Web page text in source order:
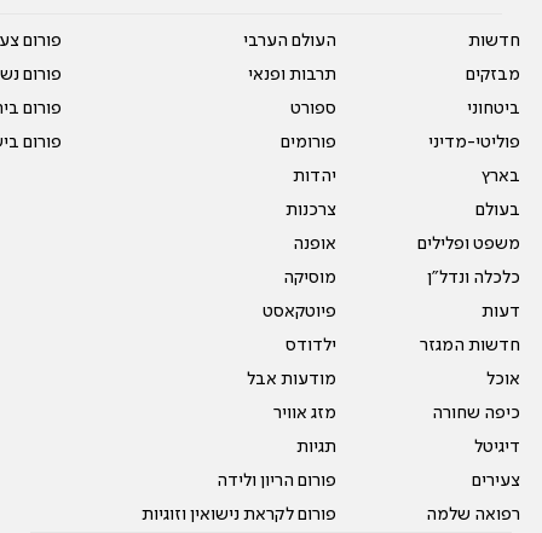
חדשות
מבזקים
ביטחוני
פוליטי-מדיני
בארץ
בעולם
משפט ופלילים
כלכלה ונדל"ן
דעות
חדשות המגזר
אוכל
כיפה שחורה
דיגיטל
צעירים
רפואה שלמה
העולם הערבי
תרבות ופנאי
ספורט
פורומים
יהדות
צרכנות
אופנה
מוסיקה
פיוטקאסט
ילדודס
מודעות אבל
מזג אוויר
תגיות
פורום הריון ולידה
פורום לקראת נישואין וזוגיות
פורום
פורום
פורום
פורום